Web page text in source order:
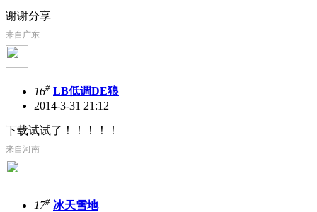
谢谢分享
来自广东
16# LB低调DE狼
2014-3-31 21:12
下载试试了！！！！！
来自河南
17# 冰天雪地